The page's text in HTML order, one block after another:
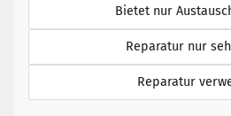
Bietet nur
Reparatur nur
Reparatur